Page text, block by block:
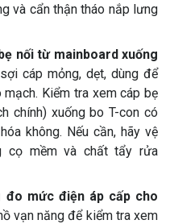
và cẩn thận tháo nắp lưng
nối từ mainboard xuống
cáp mỏng, dẹt, dùng để
Kiểm tra xem cáp bẹ
chính) xuống bo T-con có
không. Nếu cần, hãy vệ
cọ mềm và chất tẩy rửa
đo mức điện áp cấp cho
vạn năng để kiểm tra xem